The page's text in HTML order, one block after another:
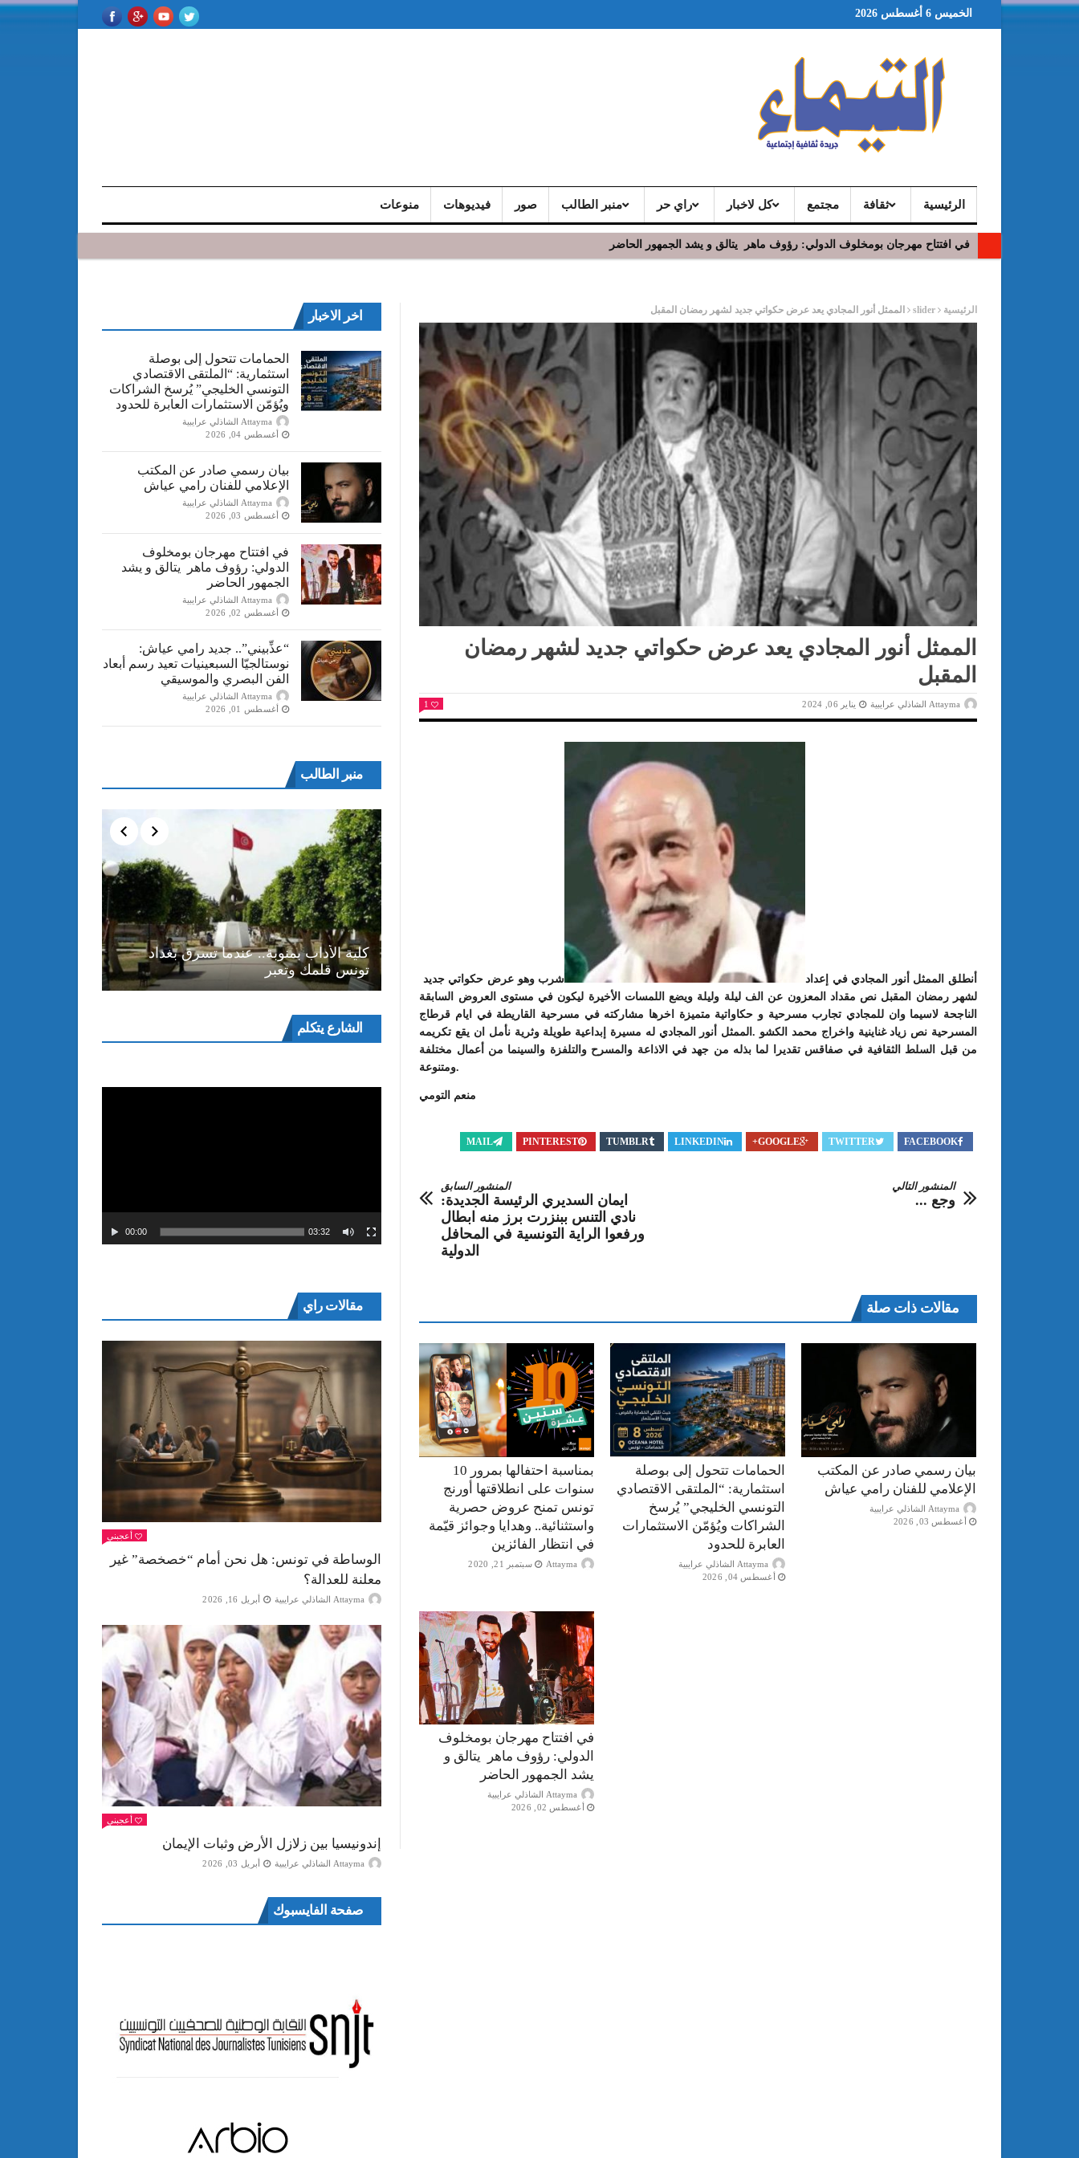
الخميس 6 أغسطس 2026
الرئيسية ثقافة مجتمع كل لاخبار راي حر منبر الطالب صور فيديوهات منوعات
في افتتاح مهرجان بومخلوف الدولي: رؤوف ماهر يتالق و يشد الجمهور الحاضر
الرئيسية slider الممثل أنور المجادي يعد عرض حكواتي جديد لشهر رمضان المقبل
الممثل أنور المجادي يعد عرض حكواتي جديد لشهر رمضان
المقبل
Attayma الشاذلي عرايبية يناير 06, 2024 1
أنطلق الممثل أنور المجادي في إعداد
شرب وهو عرض حكواتي جديد
لشهر رمضان المقبل نص مقداد المعزون عن الف ليلة وليلة ويضع اللمسات الأخيرة ليكون في مستوى العروض السابقة
الناجحة لاسيما وان للمجادي تجارب مسرحية و حكاواتية متميزة اخرها مشاركته في مسرحية القاريطة في ايام قرطاج
المسرحية نص زياد غناينية واخراج محمد الكشو .الممثل أنور المجادي له مسيرة إبداعية طويلة وثرية نأمل ان يقع تكريمه
من قبل السلط الثقافية في صفاقس تقديرا لما بذله من جهد في الاذاعة والمسرح والتلفزة والسينما من أعمال مختلفة
ومتنوعة.
منعم التومي
FACEBOOK
TWITTER
GOOGLE+
LINKEDIN
TUMBLR
PINTEREST
MAIL
المنشور السابق
ايمان السديري الرئيسة الجديدة:
نادي التنس ببنزرت برز منه ابطال
ورفعوا الراية التونسية في المحافل
الدولية
المنشور التالي
وجع ...
مقالات ذات صلة
بمناسبة احتفالها بمرور 10
سنوات على انطلاقتها أورنج
تونس تمنح عروض حصرية
واستثنائية.. وهدايا وجوائز قيّمة
في انتظار الفائزين
Attayma سبتمبر 21, 2020
الحمامات تتحول إلى بوصلة
استثمارية: “الملتقى الاقتصادي
التونسي الخليجي” يُرسخ
الشراكات ويُؤمّن الاستثمارات
العابرة للحدود
Attayma الشاذلي عرايبية
أغسطس 04, 2026
بيان رسمي صادر عن المكتب
الإعلامي للفنان رامي عياش
Attayma الشاذلي عرايبية
أغسطس 03, 2026
في افتتاح مهرجان بومخلوف
الدولي: رؤوف ماهر يتالق و
يشد الجمهور الحاضر
Attayma الشاذلي عرايبية
أغسطس 02, 2026
اخر الاخبار
الحمامات تتحول إلى بوصلة
استثمارية: “الملتقى الاقتصادي
التونسي الخليجي” يُرسخ الشراكات
ويُؤمّن الاستثمارات العابرة للحدود
Attayma الشاذلي عرايبية
أغسطس 04, 2026
بيان رسمي صادر عن المكتب
الإعلامي للفنان رامي عياش
Attayma الشاذلي عرايبية
أغسطس 03, 2026
في افتتاح مهرجان بومخلوف
الدولي: رؤوف ماهر يتالق و يشد
الجمهور الحاضر
Attayma الشاذلي عرايبية
أغسطس 02, 2026
“​عذِّبيني”.. جديد رامي عياش:
نوستالجيّا السبعينيات تعيد رسم أبعاد
الفن البصري والموسيقي
Attayma الشاذلي عرايبية
أغسطس 01, 2026
منبر الطالب
كلية الأداب بمنوبة.. عندما تسرق بغداد
تونس قلمك وتعبر
المسرح الجامعي يقود رواده إلى الملتقيات
الدولية…التجربة العمانية نموذجا
عبد الستار الخليفي: مهم جدا أن يتواصل
الملتقى الدولي الحسين بوزيان للمسرح
الجامعي بوجودي أو بدونه
الشارع يتكلممشغل
الفيديو
00:00 03:32
مقالات راي
أعجبني
الوساطة في تونس: هل نحن أمام “خصخصة” غير
معلنة للعدالة؟
Attayma الشاذلي عرايبية أبريل 16, 2026
أعجبني
إندونيسيا بين زلازل الأرض وثبات الإيمان
Attayma الشاذلي عرايبية أبريل 03, 2026
صفحة الفايسبوك